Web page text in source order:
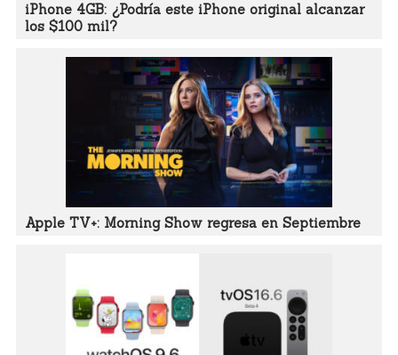
iPhone 4GB: ¿Podría este iPhone original alcanzar
los $100 mil?
Apple TV+: Morning Show regresa en Septiembre